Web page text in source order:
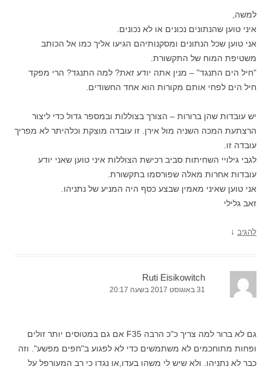
למשה,
איני טוען שהנתונים נכונים או לא נכונים.
אני טוען שכל הנתונים ומסקנותיהם הגיעו אליך כמו אל הכותב
משטיפת המוח של התקשורת.
"חיל הים התנגד" – מנין אתה יודע זאת? למה התנגד? הרי מפקד
חיל הים לפחי אותם מקורות הוא אחד החשודים.
יש עובדות שהן ברורות – הצורך בצוללות ובמספר גדול כדי ליצור
הרצתעת המכה השניה מול אירן. זו עובדה מוצקת וכלהיתר לא מפריך
עובדה זו.
לגבי גילויי השחיתות סביב רכישת הצוללות איני טוען שאני יודע
עובדות אחרות מאלה שפורסמו בתקשורת.
אני טוען שאיני מאמין שבצע כסף היה המניע של נתניהו.
זאב גלילי
להגיב ↓
Ruti Eisikowitch
31 באוגוסט 2017 בשעה 20:17
גם לא ברור למה צריך כ"כ הרבה F35 אם גם במטוסים יותר זולים
ופחות מתוחכמים לא משתמשים כדי לא לפגוע ב"חפים מפשע". וזה
כבר לא נתניהו. ולא שיש לי משהו בעדו,או נגדו כי רב המעורפל על